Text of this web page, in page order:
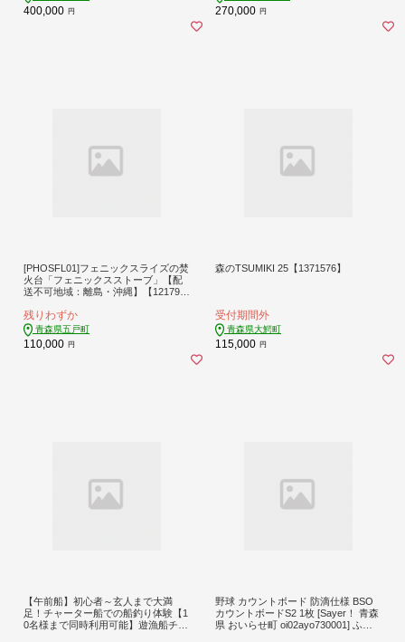
400,000 円 270,000 円
[PHOSFL01]フェニックスライズの焚
火台「フェニックスストーブ」【配
送不可地域：離島・沖縄】【121796
残りわずか
青森県五戸町
110,000 円
森のTSUMIKI 25【1371576】
受付期間外
青森県大鰐町
115,000 円
【午前船】初心者～玄人まで大満
足！チャーター船での船釣り体験【1
0名様まで同時利用可能】遊漁船チャ
野球 カウントボード 防滴仕様 BSO
カウントボードS2 1枚 [Sayer！ 青森
県 おいらせ町 oi02ayo730001] ふる